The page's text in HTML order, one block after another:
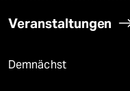
Veranstaltungen
Demnächst